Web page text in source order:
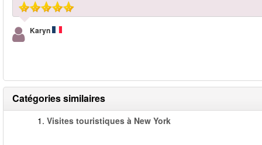
Karyn
Catégories similaires
1. Visites touristiques à New York